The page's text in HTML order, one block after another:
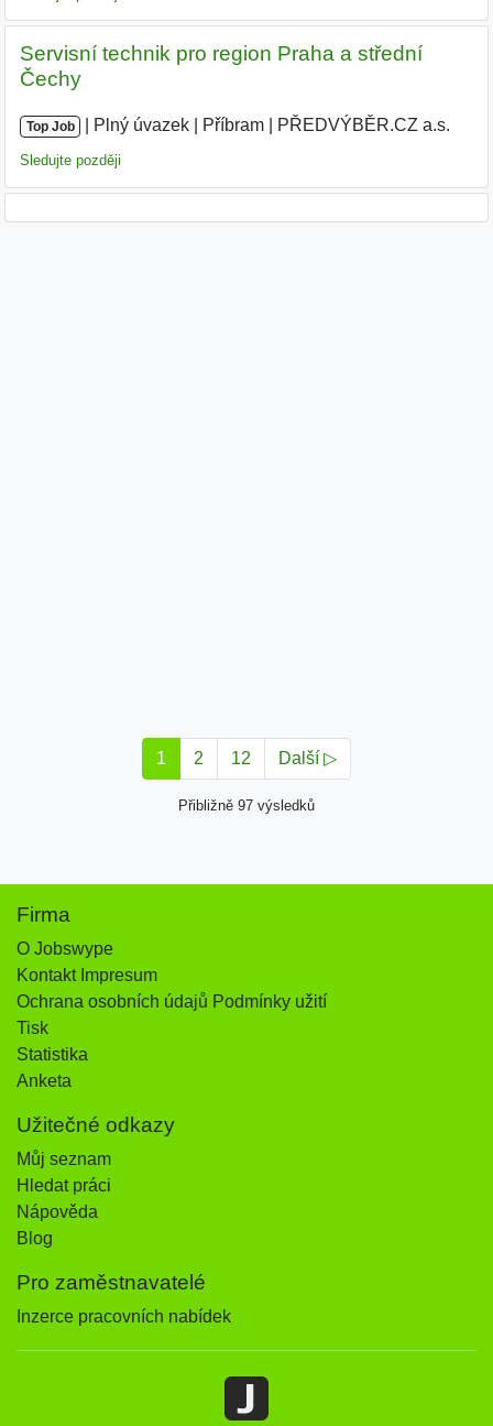
Servisní technik pro region Praha a střední
Čechy
Top Job Plný úvazek Příbram PŘEDVÝBĚR.CZ a.s.
Sledujte později
1 2 12 Další ▷
Přibližně 97 výsledků
Firma
O Jobswype
Kontakt Impresum
Ochrana osobních údajů Podmínky užití
Tisk
Statistika
Anketa
Užitečné odkazy
Můj seznam
Hledat práci
Nápověda
Blog
Pro zaměstnavatelé
Inzerce pracovních nabídek